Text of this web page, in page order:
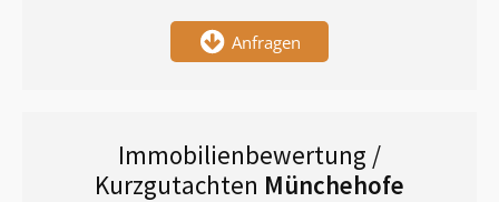
Anfragen
Immobilienbewertung /
Kurzgutachten Münchehofe